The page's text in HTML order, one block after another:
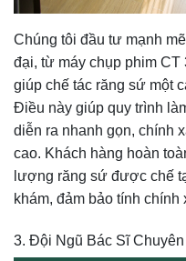
Chúng tôi đầu tư mạnh
đại, từ máy chụp phim CT
giúp chế tác răng sứ một
Điều này giúp quy trình
diễn ra nhanh gọn, chính
cao. Khách hàng hoàn
lượng răng sứ được chế
khám, đảm bảo tính
3. Đội Ngũ Bác Sĩ